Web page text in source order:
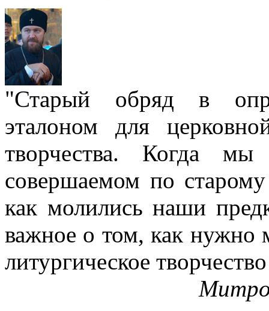
"Старый обряд в
эталоном для
творчества. Когда мы
совершаемом по
как молились наши
важное о том, как нужно
литургическое